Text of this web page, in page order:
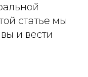
статье мы
и вести